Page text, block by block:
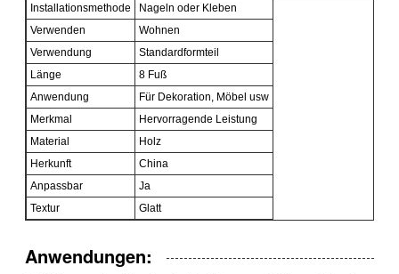
Installationsmethode
Nageln oder Kleben
Verwenden
Wohnen
Verwendung
Standardformteil
Länge
8 Fuß
Anwendung
Für Dekoration, Möbel usw
Merkmal
Hervorragende Leistung
Material
Holz
Herkunft
China
Anpassbar
Ja
Textur
Glatt
Anwendungen: